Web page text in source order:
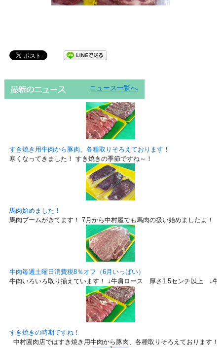
ニュース一覧へ
すき焼き用牛肉から豚肉、各種取りそろえております！
寒くなってきました！ すき焼きの季節ですね～！
馬肉始めました！
馬肉ブームがきてます！ 7月から中村屋でも馬肉の扱い始めましたよ！
牛肉毎週土曜日消費税8％オフ（6月いっぱい）
牛肉いろいろ取り揃えています！ ↓牛肩ロース 厚さ1.5センチ以上 ↓牛
すき焼きの時期ですね！
中村園肉店ではすき焼き用牛肉から豚肉、各種取りそろえております！